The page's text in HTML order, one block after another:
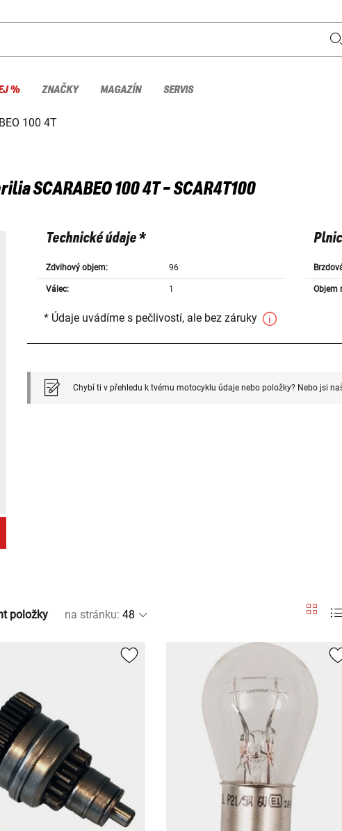
% ZNAČKY MAGAZÍN SERVIS
100 4T
SCARABEO 100 4T - SCAR4T100
Technické údaje *
Zdvihový objem: 96
Válec: 1 Objem
* Údaje uvádíme s pečlivostí, ale bez záruky
Chybí ti v přehledu k tvému motocyklu údaje nebo položky? Nebo jsi
položky na stránku: